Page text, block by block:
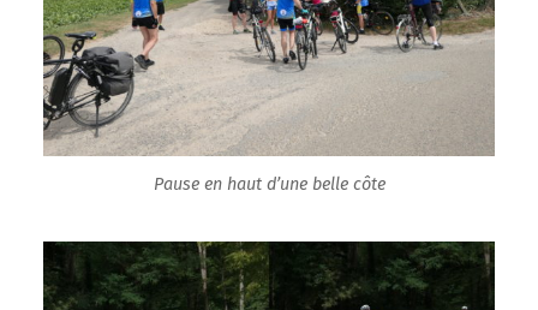
Pause en haut d’une belle côte